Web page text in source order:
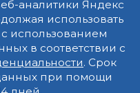
аналитики Яндекс
использовать
с использованием
в соответствии с
. Срок
при помощи